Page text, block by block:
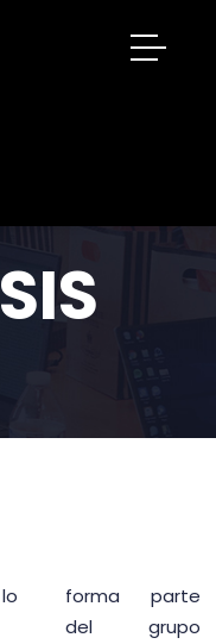
forma parte
del grupo